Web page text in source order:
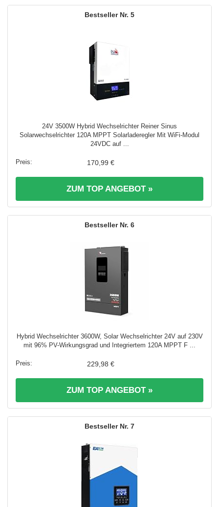
5
24V 3500W Hybrid Wechselrichter Reiner Sinus
Solarwechselrichter 120A MPPT Solarladeregler Mit WiFi-Modul
24VDC auf ...
170,99 €
ZUM TOP ANGEBOT »
6
Hybrid Wechselrichter 3600W, Solar Wechselrichter 24V auf 230V
mit 96% PV-Wirkungsgrad und Integriertem 120A MPPT F ...
229,98 €
ZUM TOP ANGEBOT »
7